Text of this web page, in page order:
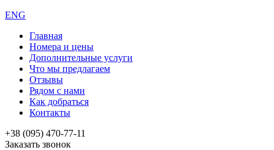
ENG
Главная
Номера и цены
Дополнительные услуги
Что мы предлагаем
Отзывы
Рядом с нами
Как добраться
Контакты
+38 (095) 470-77-11
Заказать звонок